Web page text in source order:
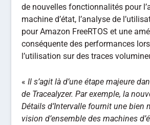
de nouvelles fonctionnalités pour
machine d’état, l’analyse de
pour Amazon FreeRTOS et une
conséquente des performances
l’utilisation sur des traces
«Il s’agit là d’une étape majeure
de Tracealyzer. Par exemple, la
Détails d’Intervalle fournit une bien
vision d’ensemble des machines